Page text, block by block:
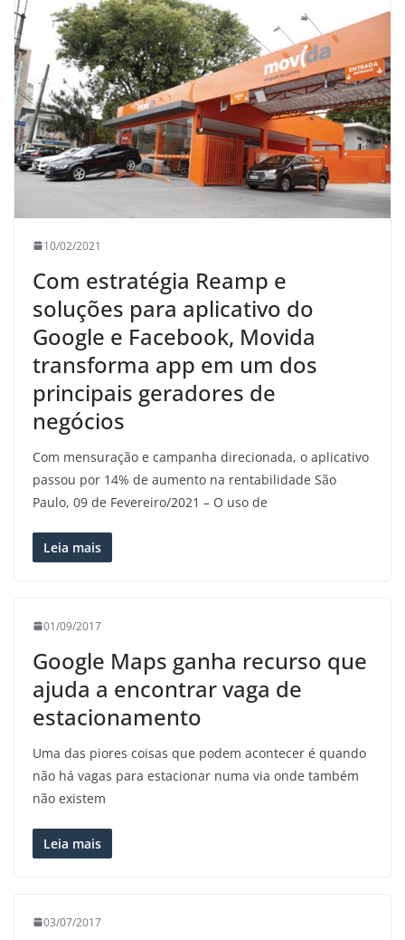
10/02/2021
Com estratégia Reamp e
soluções para aplicativo do
Google e Facebook, Movida
transforma app em um dos
principais geradores de
negócios
Com mensuração e campanha direcionada, o aplicativo
passou por 14% de aumento na rentabilidade São
Paulo, 09 de Fevereiro/2021 – O uso de
Leia mais
01/09/2017
Google Maps ganha recurso que
ajuda a encontrar vaga de
estacionamento
Uma das piores coisas que podem acontecer é quando
não há vagas para estacionar numa via onde também
não existem
Leia mais
03/07/2017